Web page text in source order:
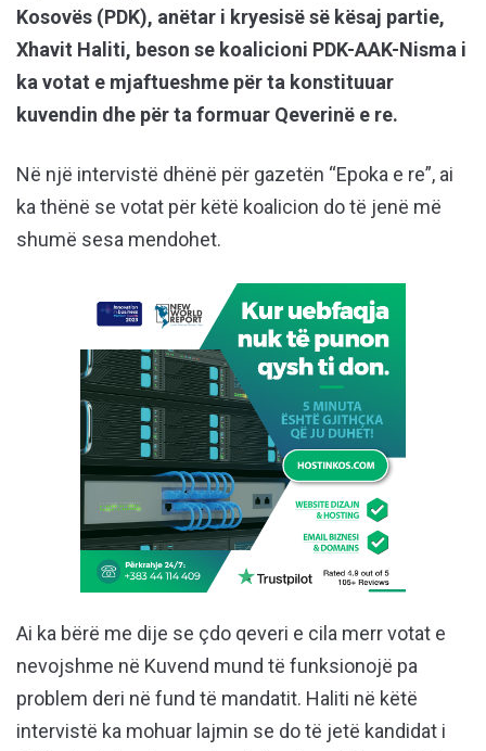
Kosovës (PDK), anëtar i kryesisë së kësaj partie,
Xhavit Haliti, beson se koalicioni PDK-AAK-Nisma i
ka votat e mjaftueshme për ta konstituuar
kuvendin dhe për ta formuar Qeverinë e re.
Në një intervistë dhënë për gazetën “Epoka e re”, ai
ka thënë se votat për këtë koalicion do të jenë më
shumë sesa mendohet.
Ai ka bërë me dije se çdo qeveri e cila merr votat e
nevojshme në Kuvend mund të funksionojë pa
problem deri në fund të mandatit. Haliti në këtë
intervistë ka mohuar lajmin se do të jetë kandidat i